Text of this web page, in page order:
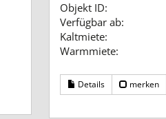
Objekt ID:
Verfügbar ab:
Kaltmiete:
Warmmiete:
Details merken